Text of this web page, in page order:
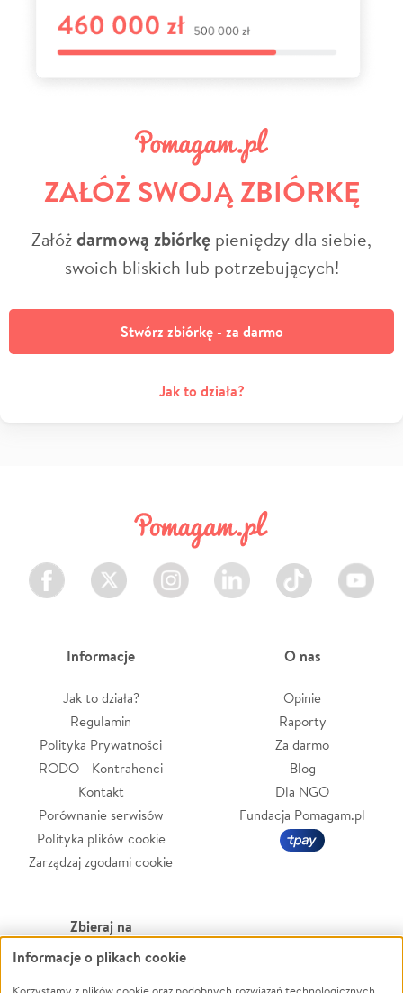
ZAŁÓŻ SWOJĄ ZBIÓRKĘ
Załóżdarmową zbiórkę pieniędzy dla siebie,
swoich bliskich lub potrzebujących!
Stwórz zbiórkę - za darmo
Jak to działa?
Facebook Twitter Instagram LinkedIn TikTok Youtube
Informacje
Jak to działa?
Regulamin
Polityka Prywatności
RODO - Kontrahenci
Kontakt
Porównanie serwisów
Polityka plików cookie
Zarządzaj zgodami cookie
O nas
Opinie
Raporty
Za darmo
Blog
Dla NGO
Fundacja Pomagam.pl
Zbieraj na
Leczenie
Informacje o plikach cookie